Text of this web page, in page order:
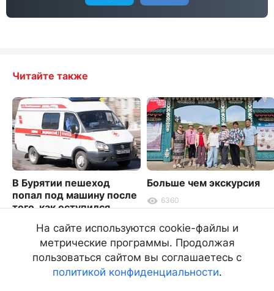
Читайте также
В Бурятии пешеход
попал под машину после
того, как оступился
1846
Больше чем экскурсия
6360
На сайте используются cookie-файлы и
метрические программы. Продолжая
пользоваться сайтом вы соглашаетесь с
политикой конфиденциальности.